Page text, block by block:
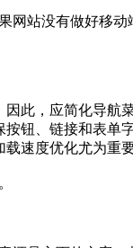
网站没有做好移
此，应简化导航
钮、链接和表单
速度优化尤为重要